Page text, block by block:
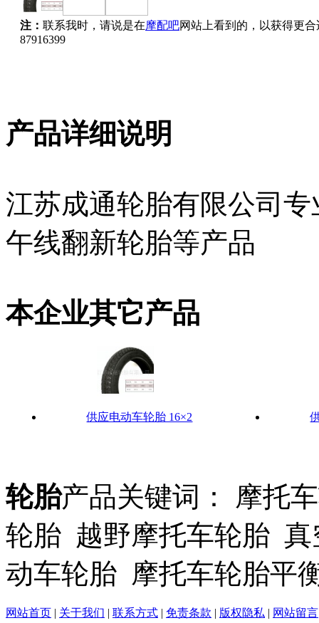
注： 联系我时，请说是在摩配吧网站上看到的，以获得更
87916399
产品详细说明
江苏成通轮胎有限公司
午线翻新轮胎等产品
本企业其它产品
供应电动车轮胎 16×2
轮胎产品关键词： 摩托
轮胎 越野摩托车轮胎
动车轮胎 摩托车轮胎平
网站首页 | 关于我们 | 联系方式 | 免责条款 | 版权隐私 | 网站留言